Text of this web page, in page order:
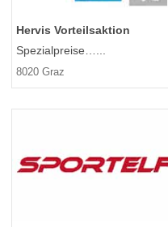
Hervis Vorteilsaktion
Spezialpreise…...
8020 Graz